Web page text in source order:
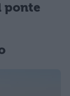
ponte